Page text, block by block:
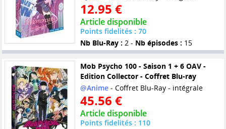
12.95 €
Article disponible
Points fidelités : 70
Nb Blu-Ray : 2 - Nb épisodes : 15
Mob Psycho 100 - Saison 1 + 6 OAV -
Edition Collector - Coffret Blu-ray
@Anime- Coffret Blu-Ray - intégrale
45.56 €
Article disponible
Points fidelités : 110